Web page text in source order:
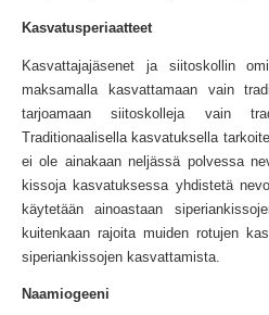
Kasvatusperiaatteet
Kasvattajajäsenet ja siitoskollin
maksamalla kasvattamaan vain
tarjoamaan siitoskolleja vain
Traditionaalisella kasvatuksella
ei ole ainakaan neljässä polvessa
kissoja kasvatuksessa yhdistetä
käytetään ainoastaan
kuitenkaan rajoita muiden rotujen
siperiankissojen kasvattamista.
Naamiogeeni